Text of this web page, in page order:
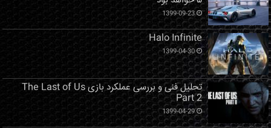
1399-09-23
Halo Infinite
1399-04-30
تحلیل فنی و بررسی عملکرد بازی The Last of Us
Part 2
1399-04-29